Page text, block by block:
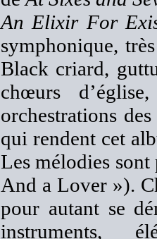
An Elixir For
symphonique,
Black criard,
chœurs
orchestrations
qui rendent cet
Les mélodies
And a Lover »).
pour autant se
instruments,